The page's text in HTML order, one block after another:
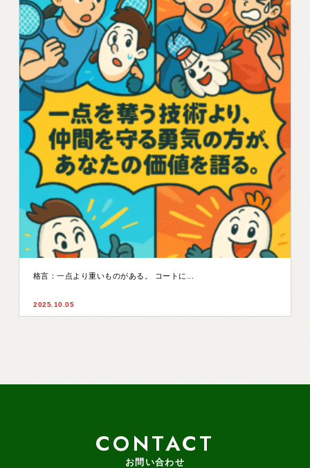
格言：一点より重いものがある。 コートに...
2025.10.05
CONTACT
お問い合わせ